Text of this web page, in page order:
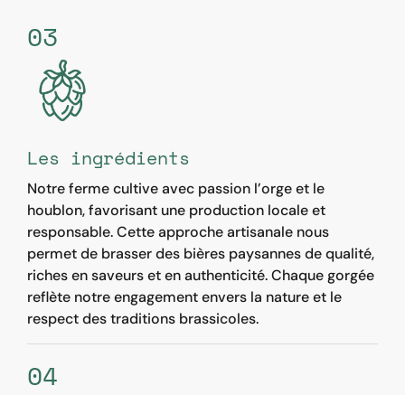
03
Les ingrédients
Notre ferme cultive avec passion l’orge et le
houblon, favorisant une production locale et
responsable. Cette approche artisanale nous
permet de brasser des bières paysannes de qualité,
riches en saveurs et en authenticité. Chaque gorgée
reflète notre engagement envers la nature et le
respect des traditions brassicoles.
04